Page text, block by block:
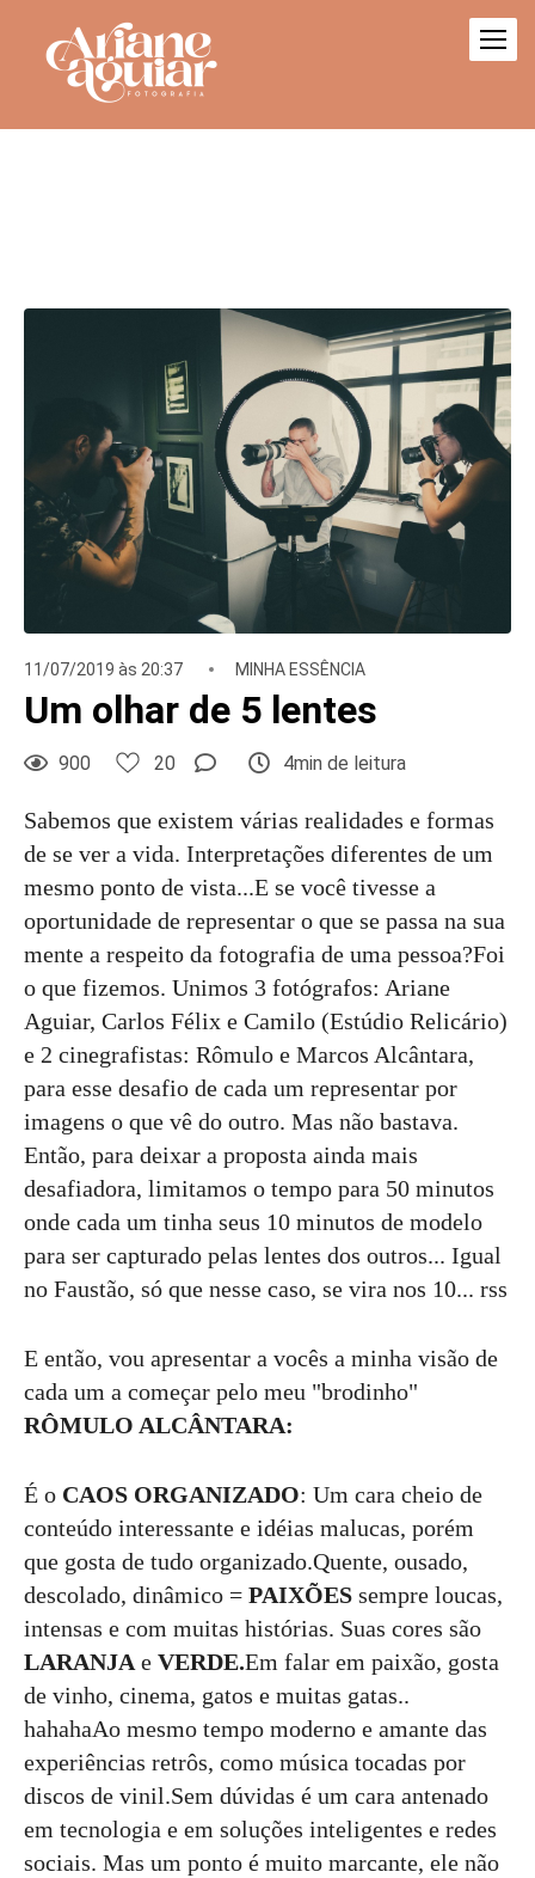
11/07/2019 às 20:37 MINHA ESSÊNCIA
Um olhar de 5 lentes
900 20 4min de leitura
Sabemos que existem várias realidades e formas
de se ver a vida. Interpretações diferentes de um
mesmo ponto de vista...E se você tivesse a
oportunidade de representar o que se passa na sua
mente a respeito da fotografia de uma pessoa?Foi
o que fizemos. Unimos 3 fotógrafos: Ariane
Aguiar, Carlos Félix e Camilo (Estúdio Relicário)
e 2 cinegrafistas: Rômulo e Marcos Alcântara,
para esse desafio de cada um representar por
imagens o que vê do outro. Mas não bastava.
Então, para deixar a proposta ainda mais
desafiadora, limitamos o tempo para 50 minutos
onde cada um tinha seus 10 minutos de modelo
para ser capturado pelas lentes dos outros... Igual
no Faustão, só que nesse caso, se vira nos 10... rss
E então, vou apresentar a vocês a minha visão de
cada um a começar pelo meu "brodinho"
RÔMULO ALCÂNTARA:
É o CAOS ORGANIZADO: Um cara cheio de
conteúdo interessante e idéias malucas, porém
que gosta de tudo organizado.Quente, ousado,
descolado, dinâmico = PAIXÕES sempre loucas,
intensas e com muitas histórias. Suas cores são
LARANJA e VERDE.Em falar em paixão, gosta
de vinho, cinema, gatos e muitas gatas..
hahahaAo mesmo tempo moderno e amante das
experiências retrôs, como música tocadas por
discos de vinil.Sem dúvidas é um cara antenado
em tecnologia e em soluções inteligentes e redes
sociais. Mas um ponto é muito marcante, ele não